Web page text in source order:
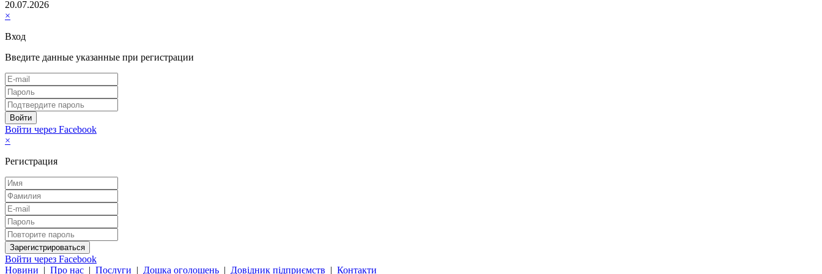
20.07.2026
×
Вход
Введите данные указанные при регистрации
Войти через Facebook
×
Регистрация
Войти через Facebook
Новини | Про нас | Послуги | Дошка оголошень | Довідник підприємств | Контакти